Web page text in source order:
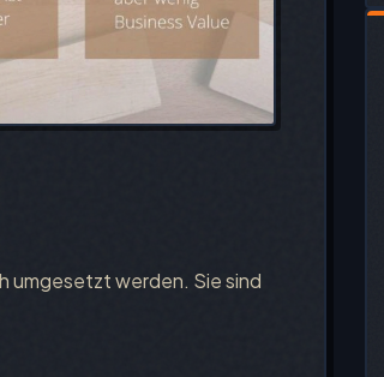
umgesetzt werden. Sie sind